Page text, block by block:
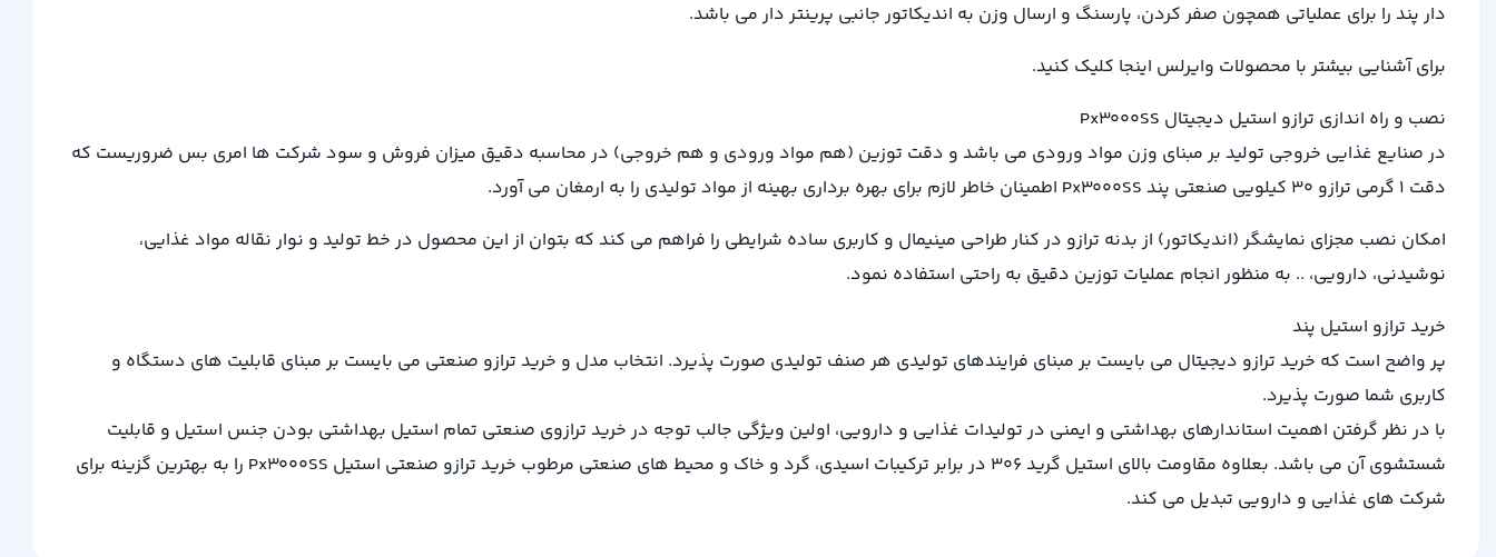
دار پند را برای عملیاتی همچون صفر کردن، پارسنگ و ارسال وزن به اندیکاتور جانبی پرینتر دار می باشد.
برای آشنایی بیشتر با محصولات وایرلس اینجا کلیک کنید.
نصب و راه اندازی ترازو استیل دیجیتال Px3000SS
در صنایع غذایی خروجی تولید بر مبنای وزن مواد ورودی می باشد و دقت توزین (هم مواد ورودی و هم خروجی) در محاسبه دقیق میزان فروش و سود شرکت ها امری بس ضروریست که
دقت 1 گرمی ترازو 30 کیلویی صنعتی پند Px3000SS اطمینان خاطر لازم برای بهره برداری بهینه از مواد تولیدی را به ارمغان می آورد.
امکان نصب مجزای نمایشگر (اندیکاتور) از بدنه ترازو در کنار طراحی مینیمال و کاربری ساده شرایطی را فراهم می کند که بتوان از این محصول در خط تولید و نوار نقاله مواد غذایی،
نوشیدنی، دارویی، .. به منظور انجام عملیات توزین دقیق به راحتی استفاده نمود.
خرید ترازو استیل پند
پر واضح است که خرید ترازو دیجیتال می بایست بر مبنای فرایندهای تولیدی هر صنف تولیدی صورت پذیرد. انتخاب مدل و خرید ترازو صنعتی می بایست بر مبنای قابلیت های دستگاه و
کاربری شما صورت پذیرد.
با در نظر گرفتن اهمیت استاندارهای بهداشتی و ایمنی در تولیدات غذایی و دارویی، اولین ویژگی جالب توجه در خرید ترازوی صنعتی تمام استیل بهداشتی بودن جنس استیل و قابلیت
شستشوی آن می باشد. بعلاوه مقاومت بالای استیل گرید 306 در برابر ترکیبات اسیدی، گرد و خاک و محیط های صنعتی مرطوب خرید ترازو صنعتی استیل Px3000SS را به بهترین گزینه برای
شرکت های غذایی و دارویی تبدیل می کند.